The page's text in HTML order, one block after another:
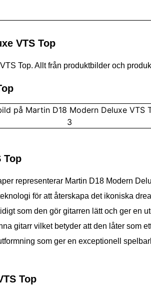
VTS Top
Top. Allt från produktbilder och
Top
representerar Martin D18 Modern
för att återskapa det ikoniska
som den gör gitarren lätt och ger en
gitarr vilket betyder att den låter som
som ger en exceptionell
Top